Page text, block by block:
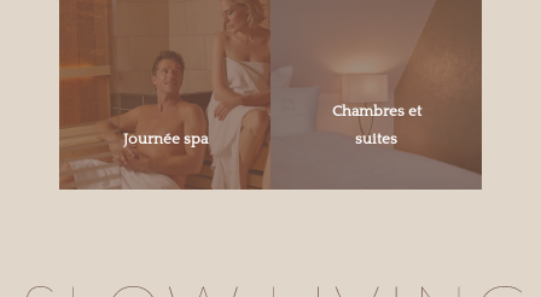
Journée spa
Chambres et
suites